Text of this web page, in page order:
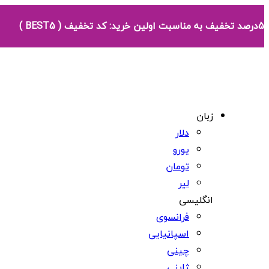
5درصد تخفیف به مناسبت اولین خرید: کد تخفیف ( BEST5 )
زبان
دلار
یورو
تومان
لیر
انگلیسی
فرانسوی
اسپانیایی
چینی